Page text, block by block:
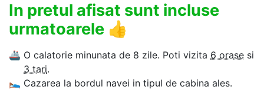
In pretul afisat sunt incluse
urmatoarele 👍
🚢 O calatorie minunata de 8 zile. Poti vizita 6 orase si
3 tari.
🛌 Cazarea la bordul navei in tipul de cabina ales.